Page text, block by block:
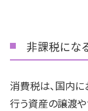
非課税にな
消費税は、国内
行う資産の譲渡